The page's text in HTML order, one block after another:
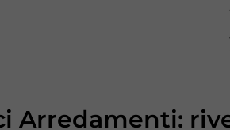
Arredamenti: